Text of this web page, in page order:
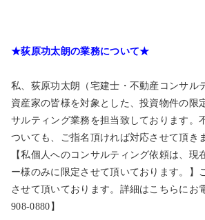
★荻原功太朗の業務について★
私、荻原功太朗（宅建士・不動産コンサル
資産家の皆様を対象とした、投資物件の限
サルティング業務を担当致しております。
ついても、ご指名頂ければ対応させて頂き
【私個人へのコンサルティング依頼は、現
ー様のみに限定させて頂いております。】
させて頂いております。詳細はこちらに
908-0880】